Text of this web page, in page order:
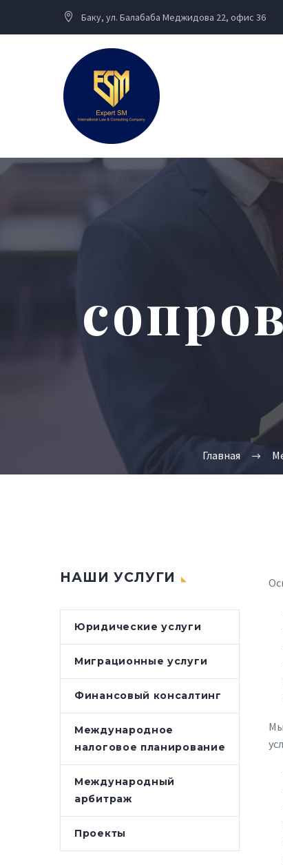
Баку, ул. Балабаба Меджидова 22, офис 36
Главная
НАШИ УСЛУГИ
Юридические услуги
Миграционные услуги
Финансовый консалтинг
Международное
налоговое планирование
Международный
арбитраж
Проекты